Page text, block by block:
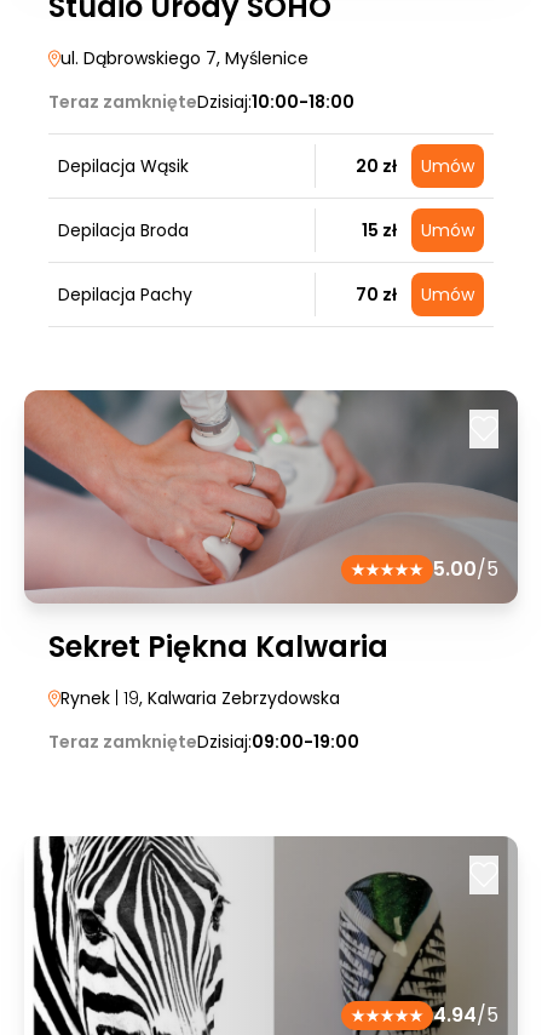
ul. Dąbrowskiego 7, Myślenice
Teraz zamknięteDzisiaj:10:00-18:00
Depilacja Wąsik 20 zł Umów
Depilacja Broda 15 zł Umów
Depilacja Pachy 70 zł Umów
5.00/5
Sekret Piękna Kalwaria
Rynek | 19, Kalwaria Zebrzydowska
Teraz zamknięteDzisiaj:09:00-19:00
4.94/5